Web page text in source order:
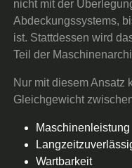
nicht mit der
Abdeckungssystems,
ist. Stattdessen wird
Teil der
Nur mit diesem Ansatz
Gleichgewicht
Maschinenleistung
Wartbarkeit